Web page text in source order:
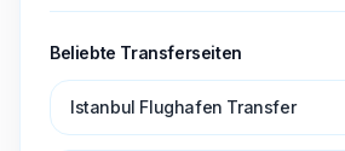
Beliebte Transferseiten
Istanbul Flughafen Transfer